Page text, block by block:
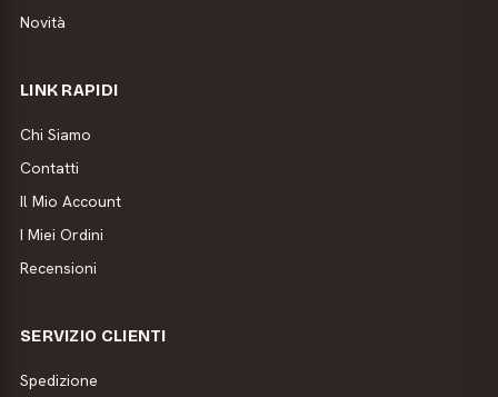
Novità
LINK RAPIDI
Chi Siamo
Contatti
Il Mio Account
I Miei Ordini
Recensioni
SERVIZIO CLIENTI
Spedizione